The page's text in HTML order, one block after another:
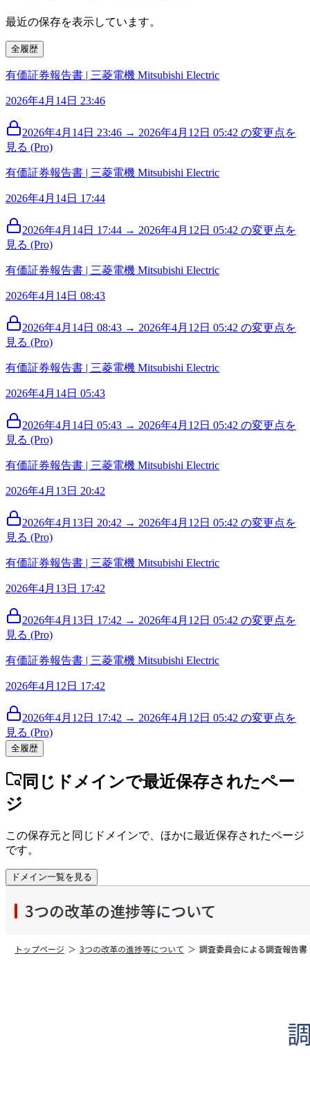
最近の保存を表示しています。
全履歴
有価証券報告書 | 三菱電機 Mitsubishi Electric
2026年4月14日 23:46
2026年4月14日 23:46 → 2026年4月12日 05:42 の変更点を
見る (Pro)
有価証券報告書 | 三菱電機 Mitsubishi Electric
2026年4月14日 17:44
2026年4月14日 17:44 → 2026年4月12日 05:42 の変更点を
見る (Pro)
有価証券報告書 | 三菱電機 Mitsubishi Electric
2026年4月14日 08:43
2026年4月14日 08:43 → 2026年4月12日 05:42 の変更点を
見る (Pro)
有価証券報告書 | 三菱電機 Mitsubishi Electric
2026年4月14日 05:43
2026年4月14日 05:43 → 2026年4月12日 05:42 の変更点を
見る (Pro)
有価証券報告書 | 三菱電機 Mitsubishi Electric
2026年4月13日 20:42
2026年4月13日 20:42 → 2026年4月12日 05:42 の変更点を
見る (Pro)
有価証券報告書 | 三菱電機 Mitsubishi Electric
2026年4月13日 17:42
2026年4月13日 17:42 → 2026年4月12日 05:42 の変更点を
見る (Pro)
有価証券報告書 | 三菱電機 Mitsubishi Electric
2026年4月12日 17:42
2026年4月12日 17:42 → 2026年4月12日 05:42 の変更点を
見る (Pro)
全履歴
同じドメインで最近保存されたペー
ジ
この保存元と同じドメインで、ほかに最近保存されたページ
です。
ドメイン一覧を見る